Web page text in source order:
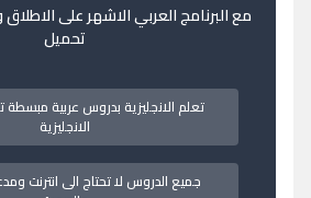
تحميل
تعلم الانجليزية بدروس عربية
الانجليزية
جميع الدروس لا تحتاج الى انترنت